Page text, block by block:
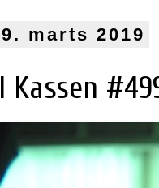
9. marts 2019
I Kassen